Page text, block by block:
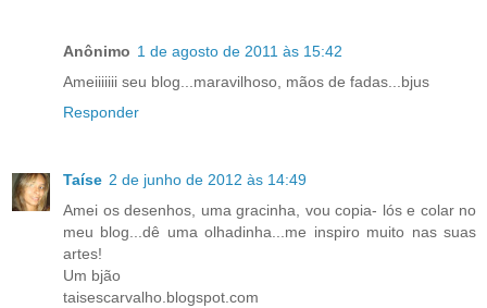
Anônimo 1 de agosto de 2011 às 15:42
Ameiiiiiii seu blog...maravilhoso, mãos de fadas...bjus
Responder
Taíse 2 de junho de 2012 às 14:49
Amei os desenhos, uma gracinha, vou copia- lós e colar no
meu blog...dê uma olhadinha...me inspiro muito nas suas
artes!
Um bjão
taisescarvalho.blogspot.com